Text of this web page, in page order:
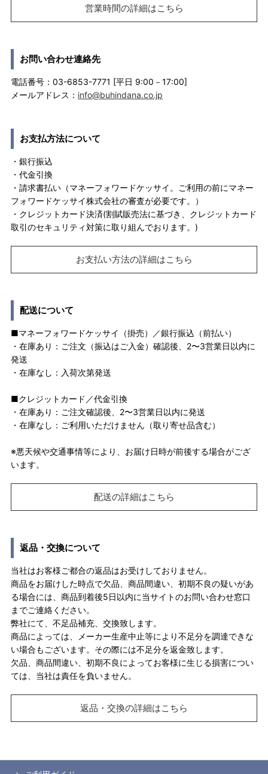
営業時間の詳細はこちら
お問い合わせ連絡先
電話番号：03-6853-7771 [平日 9:00－17:00]
メールアドレス： info@buhindana.co.jp
お支払方法について
・銀行振込
・代金引換
・請求書払い（マネーフォワードケッサイ。ご利用の前にマネー
フォワードケッサイ株式会社の審査が必要です。）
・クレジットカード決済(割賦販売法に基づき、クレジットカード
取引のセキュリティ対策に取り組んでおります。)
お支払い方法の詳細はこちら
配送について
■マネーフォワードケッサイ（掛売）／銀行振込（前払い）
・在庫あり：ご注文（振込はご入金）確認後、2〜3営業日以内に
発送
・在庫なし：入荷次第発送
■クレジットカード／代金引換
・在庫あり：ご注文確認後、2〜3営業日以内に発送
・在庫なし：ご利用いただけません（取り寄せ品含む）
※悪天候や交通事情等により、お届け日時が前後する場合がござ
います。
配送の詳細はこちら
返品・交換について
当社はお客様ご都合の返品はお受けしておりません。
商品をお届けした時点で欠品、商品間違い、初期不良の疑いがあ
る場合には、商品到着後5日以内に当サイトのお問い合わせ窓口
までご連絡ください。
弊社にて、不足品補充、交換致します。
商品によっては、メーカー生産中止等により不足分を調達できな
い場合もございます。その際には不足分を返金致します。
欠品、商品間違い、初期不良によってお客様に生じる損害につい
ては、当社は責任を負いません。
返品・交換の詳細はこちら